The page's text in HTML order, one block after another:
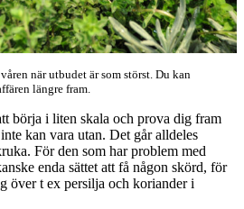
när utbudet är som störst. Du kan
längre fram.
börja i liten skala och prova dig fram
kan vara utan. Det går alldeles
För den som har problem med
enda sättet att få någon skörd, för
över t ex persilja och koriander i